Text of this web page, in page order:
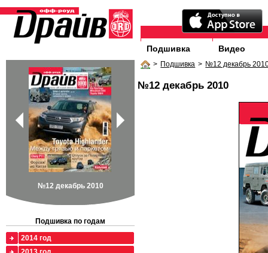
Подшивка Видео
> Подшивка > №12 декабрь
№12 декабрь 2010
№12 декабрь 2010
Подшивка по годам
2014 год